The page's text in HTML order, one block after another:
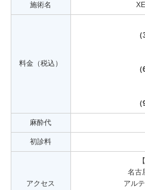
施術名
料金（税込）
麻酔代
初診料
アクセス
名古
アル